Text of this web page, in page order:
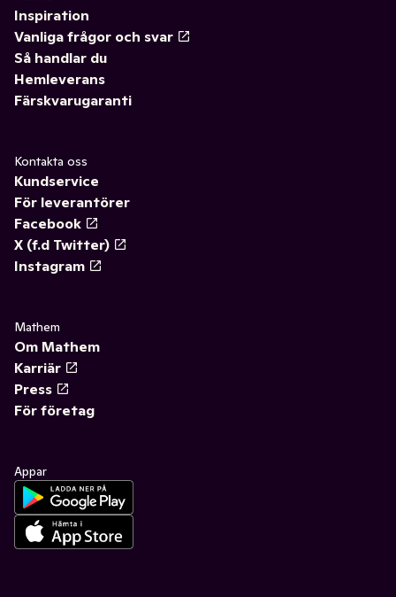
Inspiration
Vanliga frågor och svar
Så handlar du
Hemleverans
Färskvarugaranti
Kontakta oss
Kundservice
För leverantörer
Facebook
X (f.d Twitter)
Instagram
Mathem
Om Mathem
Karriär
Press
För företag
Appar